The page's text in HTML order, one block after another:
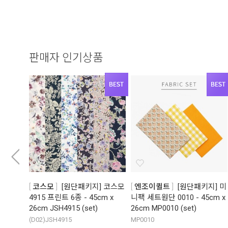
판매자 인기상품
코스모
[원단패키지] 코스모
4915 프린트 6종 - 45cm x
26cm JSH4915 (set)
(D02)JSH4915
엔조이퀼트
[원단패키지] 미
니팩 세트원단 0010 - 45cm x
26cm MP0010 (set)
MP0010